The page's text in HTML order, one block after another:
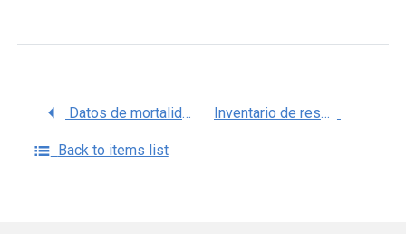
Datos de mortalidad por país 1981-2018, OMS/WHO Inventario de resultados de proyectos de investigación avanzada de TI de salud estratégica (SHARP)
Back to items list